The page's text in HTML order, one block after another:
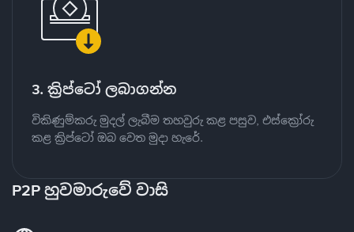
3. ක්‍රිප්ටෝ ලබාගන්න
විකිණුම්කරු මුදල් ලැබීම තහවුරු කළ පසුව, එස්ක්‍රෝරු
කළ ක්‍රිප්ටෝ ඔබ වෙත මුදා හැරේ.
P2P හුවමාරුවේ වාසි